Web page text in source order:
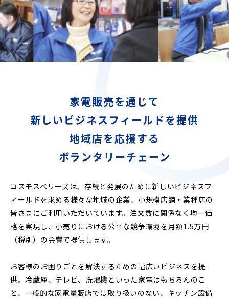
家電販売を通じて
新しいビジネスフィールドを提供
地域店を応援する
ボランタリーチェーン
コスモスベリーズは、存続と発展のために新しいビジネスフ
ィールドを求める様々な地域の企業、小規模店舗・業種店の
皆さまにご利用いただいています。注文数に関係なく均一価
格を実現し、小売りにおける公平な競争環境を月額1.5万円
（税別）の会費で提供します。
お客様のお困りごとを解決するための幅広いビジネスを提
供。冷蔵庫、テレビ、洗濯機といった家電はもちろんのこ
と、一般的な家電量販店では取り扱いのない、キッチン設備